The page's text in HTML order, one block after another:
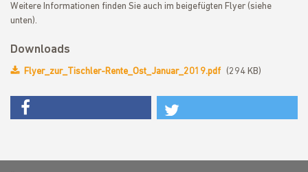
Weitere Informationen finden Sie auch im beigefügten Flyer (siehe
unten).
Downloads
Flyer_zur_Tischler-Rente_Ost_Januar_2019.pdf (294 KB)